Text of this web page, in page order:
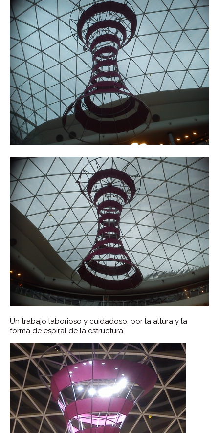
Un trabajo laborioso y cuidadoso, por la altura y la
forma de espiral de la estructura.